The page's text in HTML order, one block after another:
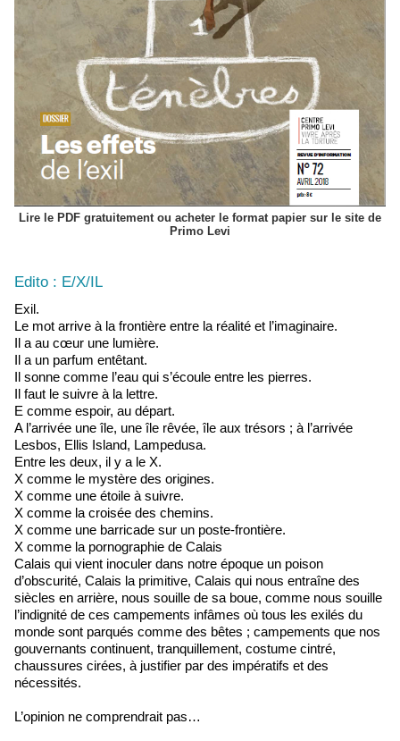
Lire le PDF gratuitement ou acheter le format papier sur le site de
Primo Levi
Edito : E/X/IL
Exil.
Le mot arrive à la frontière entre la réalité et l’imaginaire.
Il a au cœur une lumière.
Il a un parfum entêtant.
Il sonne comme l’eau qui s’écoule entre les pierres.
Il faut le suivre à la lettre.
E comme espoir, au départ.
A l’arrivée une île, une île rêvée, île aux trésors ; à l’arrivée
Lesbos, Ellis Island, Lampedusa.
Entre les deux, il y a le X.
X comme le mystère des origines.
X comme une étoile à suivre.
X comme la croisée des chemins.
X comme une barricade sur un poste-frontière.
X comme la pornographie de Calais
Calais qui vient inoculer dans notre époque un poison
d’obscurité, Calais la primitive, Calais qui nous entraîne des
siècles en arrière, nous souille de sa boue, comme nous souille
l’indignité de ces campements infâmes où tous les exilés du
monde sont parqués comme des bêtes ; campements que nos
gouvernants continuent, tranquillement, costume cintré,
chaussures cirées, à justifier par des impératifs et des
nécessités.
L’opinion ne comprendrait pas…